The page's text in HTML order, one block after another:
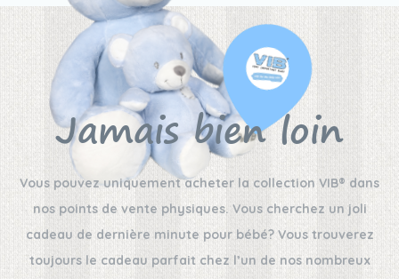
Jamais bien loin
Vous pouvez uniquement acheter la collection VIB® dans
nos points de vente physiques. Vous cherchez un joli
cadeau de dernière minute pour bébé? Vous trouverez
toujours le cadeau parfait chez l’un de nos nombreux